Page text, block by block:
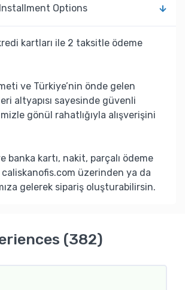
Options
kartları ile 2 taksitle ödeme
ve Türkiye’nin önde gelen
altyapısı sayesinde güvenli
gönül rahatlığıyla alışverişini
banka kartı, nakit, parçalı ödeme
üzerinden ya da
gelerek sipariş oluşturabilirsin.
(382)